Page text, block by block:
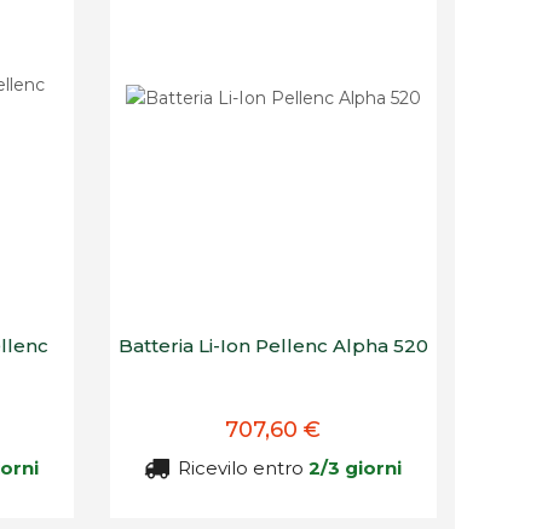
Batteria Li-Ion Pellenc Alpha 520
707,60 €
Ricevilo entro2/3 giorni